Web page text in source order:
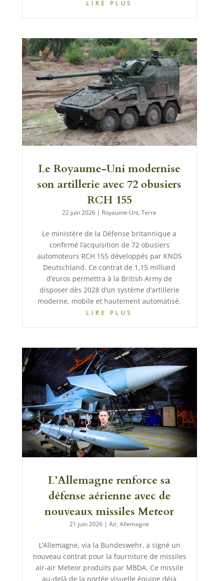
LIRE PLUS
Le Royaume-Uni modernise
son artillerie avec 72 obusiers
RCH 155
22 juin 2026 | Royaume-Uni,Terre
Le ministère de la Défense britannique a
confirmé l’acquisition de 72 obusiers
automoteurs RCH 155 développés par KNDS
Deutschland. Ce contrat de 1,15 milliard
d’euros permettra à la British Army de
disposer dès 2028 d’un système d’artillerie
moderne, mobile et hautement automatisé.
LIRE PLUS
L’Allemagne renforce sa
défense aérienne avec de
nouveaux missiles Meteor
21 juin 2026 |Air,Allemagne
L’Allemagne, via la Bundeswehr, a signé un
nouveau contrat pour la fourniture de missiles
air-air Meteor produits par MBDA. Ce missile
au-delà de la portée visuelle équipe déjà